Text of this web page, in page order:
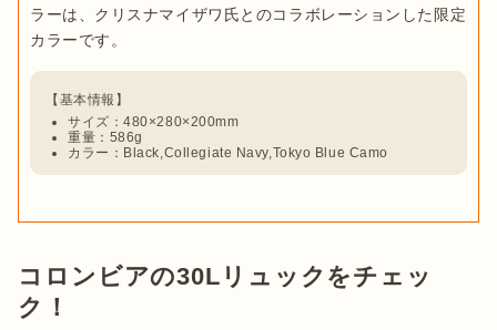
ラーは、クリスナマイザワ氏とのコラボレーションした限定
サイズ：480×280×200mm
重量：586g
カラー：Black,Collegiate Navy,Tokyo Blue Camo
コロンビアの30Lリュックをチェッ
ク！